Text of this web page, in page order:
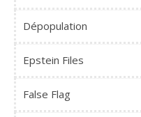
Dépopulation
Epstein Files
False Flag